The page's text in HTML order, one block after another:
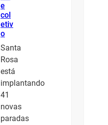
e
col
etiv
o
Santa
Rosa
está
implantando
41
novas
paradas